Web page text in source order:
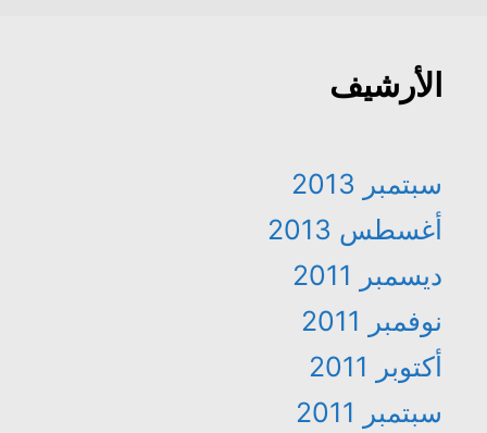
الأرشيف
سبتمبر 2013
أغسطس 2013
ديسمبر 2011
نوفمبر 2011
أكتوبر 2011
سبتمبر 2011